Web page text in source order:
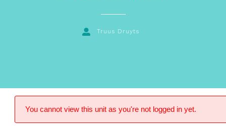
Truus Druyts
You cannot view this unit as you're not logged in yet.